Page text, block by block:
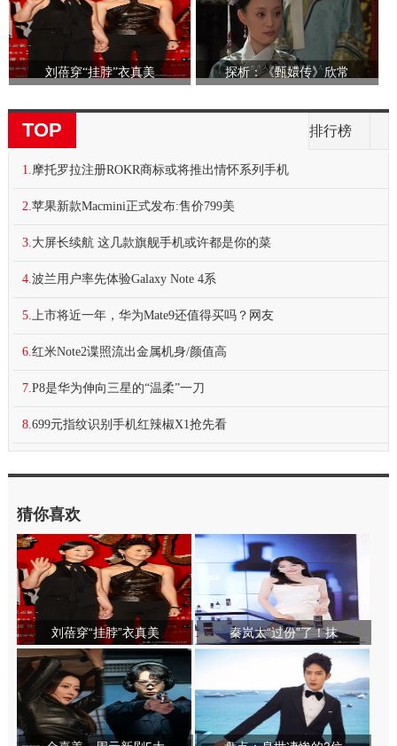
刘蓓穿“挂脖”衣真美 探析：《甄嬛传》欣常
TOP 排行榜
1.摩托罗拉注册ROKR商标或将推出情怀系列手机
2.苹果新款Macmini正式发布:售价799美
3.大屏长续航 这几款旗舰手机或许都是你的菜
4.波兰用户率先体验Galaxy Note 4系
5.上市将近一年，华为Mate9还值得买吗？网友
6.红米Note2谍照流出金属机身/颜值高
7.P8是华为伸向三星的“温柔”一刀
8.699元指纹识别手机红辣椒X1抢先看
猜你喜欢
刘蓓穿“挂脖”衣真美 秦岚太“过份”了！抹